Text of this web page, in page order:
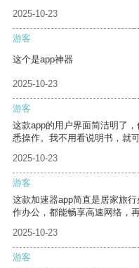
2025-10-23
游客
这个是app神器
2025-10-23
游客
这款app的用户界面简洁明了
悉操作。我不用看说明书，就
2025-10-23
游客
这款加速器app简直是居家旅
作办公，都能畅享高速网络，
2025-10-23
游客